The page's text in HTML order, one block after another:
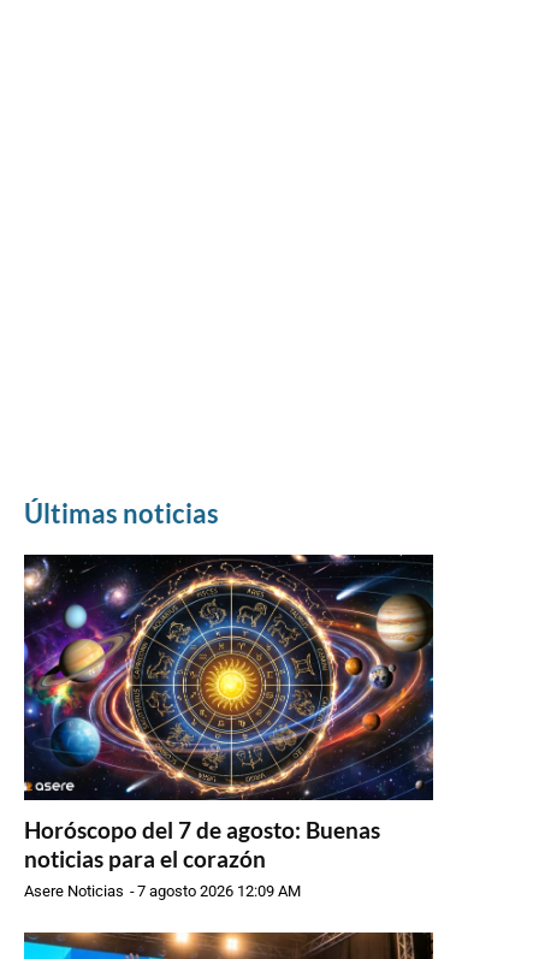
Últimas noticias
Horóscopo del 7 de agosto: Buenas
noticias para el corazón
Asere Noticias -7 agosto 2026 12:09 AM